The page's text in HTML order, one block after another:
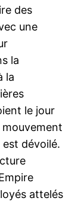
des
une
la
la
le jour
mouvement
est dévoilé.
attelés